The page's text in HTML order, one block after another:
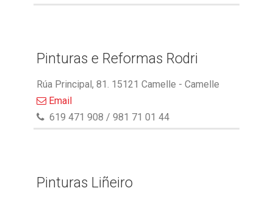
Pinturas e Reformas Rodri
Rúa Principal, 81. 15121 Camelle - Camelle
Email
619 471 908 / 981 71 01 44
Pinturas Liñeiro